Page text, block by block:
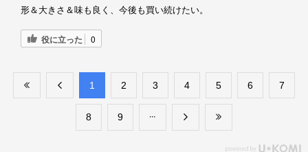
形＆大きさ＆味も良く、今後も買い続けたい。
役に立った 0
​1 ​2 ​3 ​4 ​5 ​6 ​7
​8 ​9